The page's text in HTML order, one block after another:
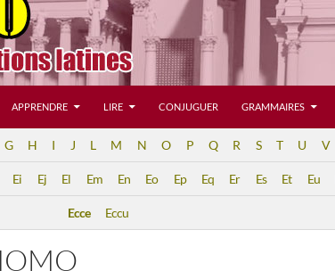
APPRENDRE LIRE CONJUGUER GRAMMAIRES
G H I J L M N O P Q R S T U V
Ei Ej El Em En Eo Ep Eq Er Es Et Eu
Ecce Eccu